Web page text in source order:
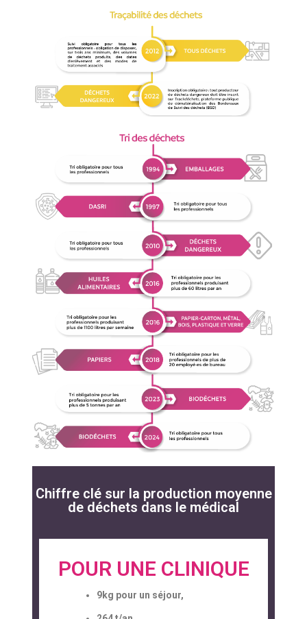
Chiffre clé sur la production moyenne
de déchets dans le médical
POUR UNE CLINIQUE
9kg pour un séjour,